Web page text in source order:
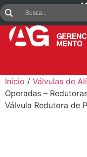
Início / Válvulas de
Operadas –
Válvula Redutora de